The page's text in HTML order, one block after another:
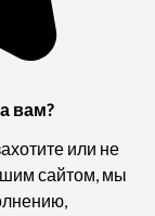
вам?
или не
сайтом, мы